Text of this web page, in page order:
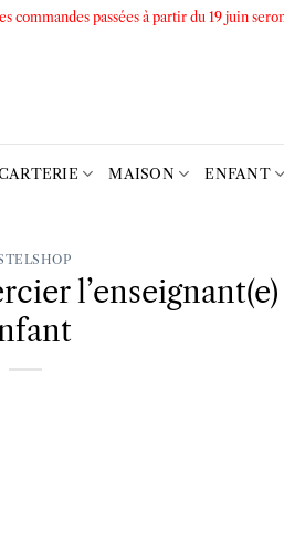
commandes passées à partir du 19 juin
MAISON ENFANT